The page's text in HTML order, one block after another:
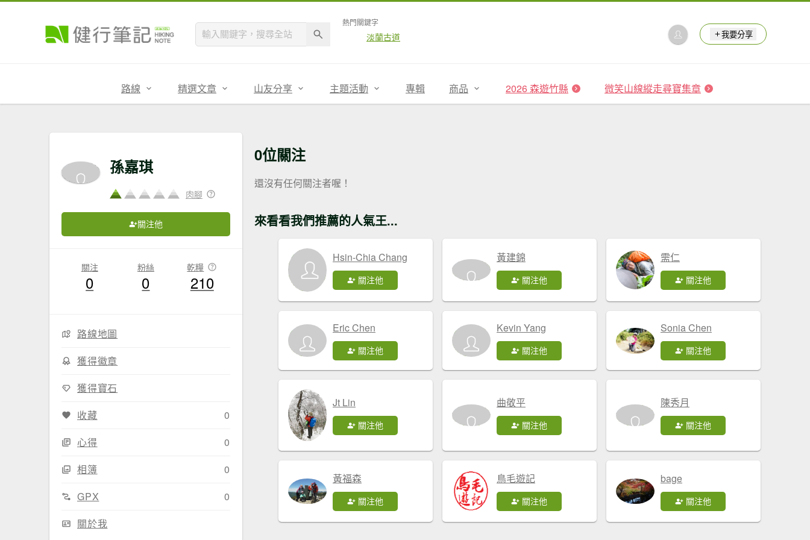
熱門關鍵字
淡蘭古道 我要分享
路線 精選文章 山友分享 主題活動 專輯 商品 2026 森遊竹縣 微笑山線縱走尋寶集章
孫嘉琪
肉腳
關注他
關注
0
粉絲
0
乾糧
210
路線地圖
獲得徽章
獲得寶石
收藏
0
心得
0
相簿
0
GPX
0
關於我
0位關注
還沒有任何關注者喔！
來看看我們推薦的人氣王...
Hsin-Chia Chang
關注他
黃建錦
關注他
需仁
關注他
Eric Chen
關注他
Kevin Yang
關注他
Sonia Chen
關注他
Jt Lin
關注他
曲敬平
關注他
陳秀月
關注他
黃福森
關注他
鳥毛遊記
關注他
bage
關注他